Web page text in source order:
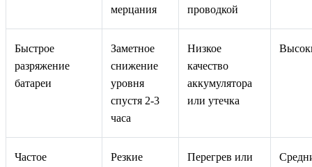
мерцания
проводкой
Быстрое
разряжение
батареи
Заметное
снижение
уровня
спустя 2-3
часа
Низкое
качество
аккумулятора
или утечка
Частое
Резкие
Перегрев или